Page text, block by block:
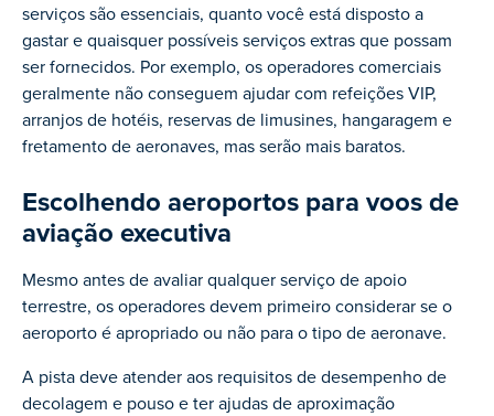
serviços são essenciais, quanto você está disposto a
gastar e quaisquer possíveis serviços extras que possam
ser fornecidos. Por exemplo, os operadores comerciais
geralmente não conseguem ajudar com refeições VIP,
arranjos de hotéis, reservas de limusines, hangaragem e
fretamento de aeronaves, mas serão mais baratos.
Escolhendo aeroportos para voos de
aviação executiva
Mesmo antes de avaliar qualquer serviço de apoio
terrestre, os operadores devem primeiro considerar se o
aeroporto é apropriado ou não para o tipo de aeronave.
A pista deve atender aos requisitos de desempenho de
decolagem e pouso e ter ajudas de aproximação